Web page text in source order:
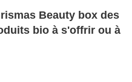
Beauty box des
bio à s'offrir ou à